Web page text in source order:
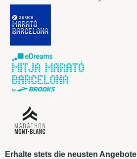
Erhalte stets die neusten Angebote